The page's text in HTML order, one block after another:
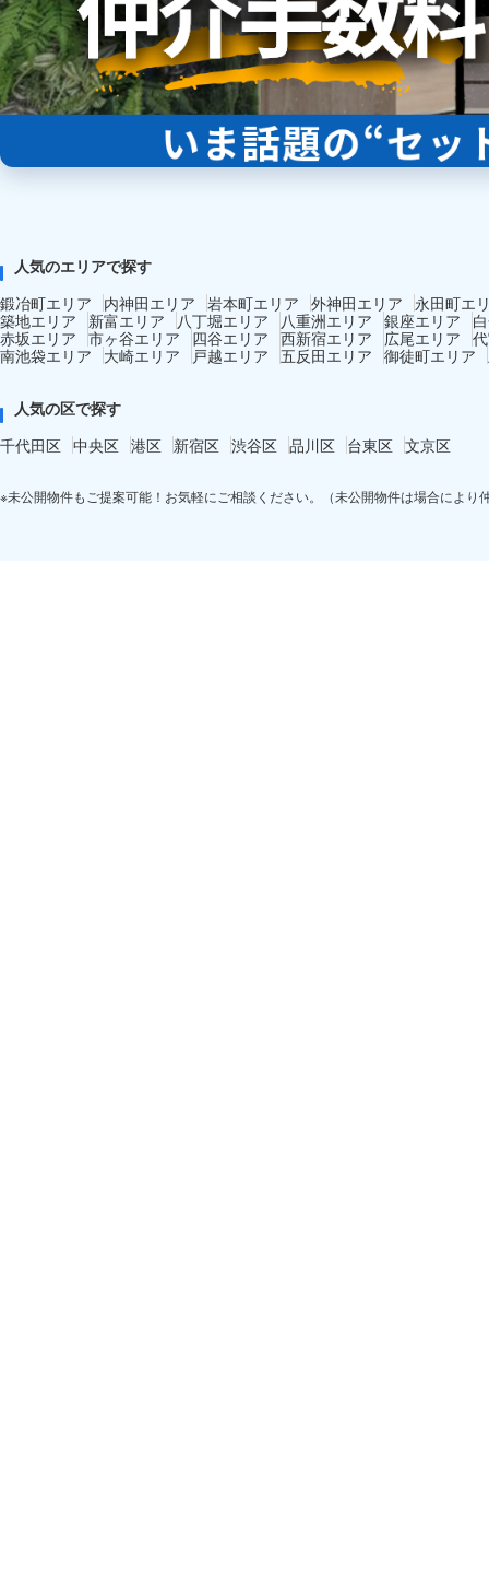
人気のエリアで探す
鍛冶町エリア
内神田エリア 岩本町エリア 外神田エリア
永田町エ
築地エリア
新富エリア 八丁堀エリア 八重洲エリア 銀座エリア
赤坂エリア 市ヶ谷エリア 四谷エリア 西新宿エリア 広尾エリア
南池袋エリア
大崎エリア 戸越エリア 五反田エリア 御徒町エリア
人気の区で探す
千代田区 中央区 港区 新宿区 渋谷区 品川区 台東区 文京区
※未公開物件もご提案可能！お気軽にご相談ください。（未公開物件は場合により